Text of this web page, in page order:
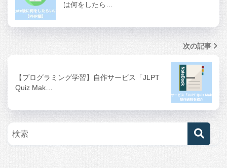
は何をしたら…
次の記事
【プログラミング学習】自作サービス「JLPT
Quiz Mak…